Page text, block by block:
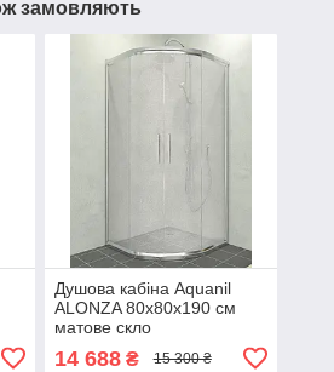
замовляють
Душова кабіна Aquanil
ALONZA 80х80х190 см
матове скло
14 688₴ 15 300 ₴